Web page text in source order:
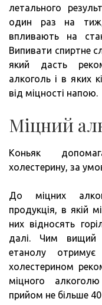
летального
один раз на
впливають на
Випивати спиртне
який дасть
алкоголь і в яких
від міцності напою.
Міцний
Коньяк
холестерину, за
До міцних
продукція, в якій
них відносять
далі. Чим вищий
етанолу
холестерином
міцного
прийом не більше